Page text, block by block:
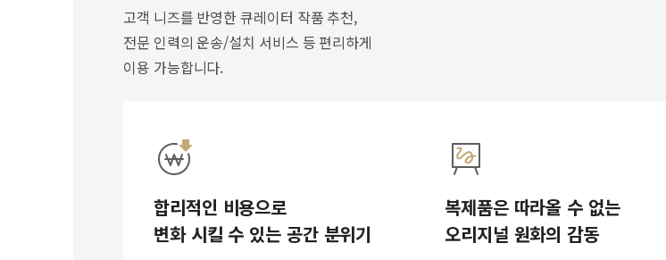
고객 니즈를 반영한 큐레이터 작품 추천,
전문 인력의 운송/설치 서비스 등 편리하게
이용 가능합니다.
합리적인 비용으로
변화 시킬 수 있는 공간 분위기
복제품은 따라올 수 없는
오리지널 원화의 감동